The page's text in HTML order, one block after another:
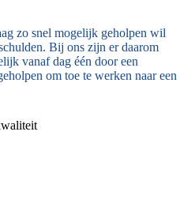
zo snel mogelijk geholpen wil
Bij ons zijn er daarom
vanaf dag één door een
om toe te werken naar een